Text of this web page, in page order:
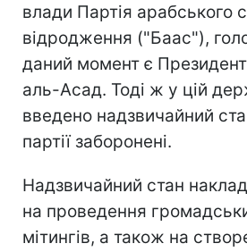
влади Партія арабського
відродження ("Баас"),
даний момент є
аль-Асад. Тоді ж у цій
введено надзвичайний
партії заборонені.
Надзвичайний стан
на проведення
мітингів, а також на